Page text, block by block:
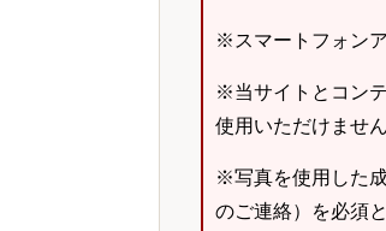
※スマートフォン
※当サイトとコン
使用いただけません
※写真を使用した
のご連絡）を必須